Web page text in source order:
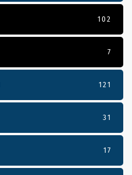
102
7
121
31
17